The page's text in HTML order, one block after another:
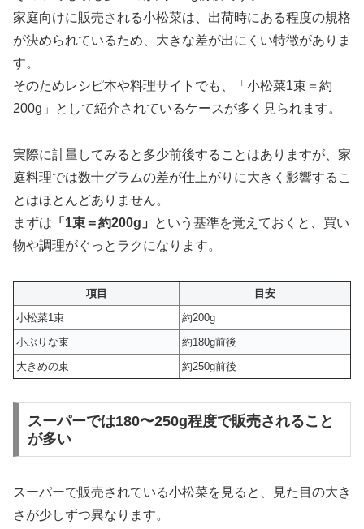
家庭向けに販売される小松菜は、出荷時にある程度の規格
が決められているため、大きな差が出にくい特徴がありま
す。
そのためレシピ本や料理サイトでも、「小松菜1束＝約
200g」として紹介されているケースが多く見られます。
実際に計量してみると多少前後することはありますが、家
庭料理では数十グラムの差が仕上がりに大きく影響するこ
とはほとんどありません。
まずは 「1束＝約200g」
という基準を覚えておくと、買い
物や調理がぐっとラクになります。
項目
目安
小松菜1束
約200g
小ぶりな束
約180g前後
大きめの束
約250g前後
スーパーでは180〜250g程度で販売されること
が多い
スーパーで販売されている小松菜を見ると、見た目の大き
さが少しずつ異なります。